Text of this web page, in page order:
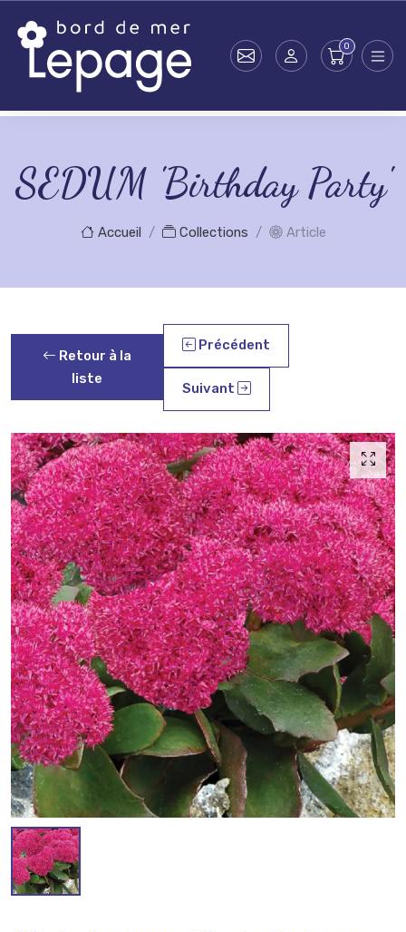
SEDUM 'Birthday Party'
Accueil Collections Article
Retour à la
liste
Précédent
Suivant